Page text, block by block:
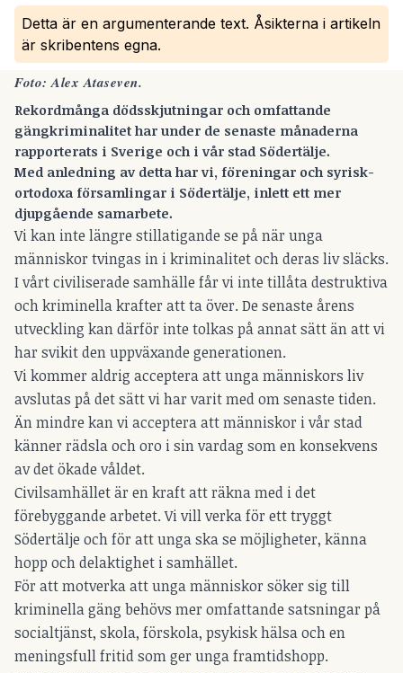
Detta är en argumenterande text. Åsikterna i artikeln
är skribentens egna.
Foto: Alex Ataseven.
Rekordmånga dödsskjutningar och omfattande
gängkriminalitet har under de senaste månaderna
rapporterats i Sverige och i vår stad Södertälje.
Med anledning av detta har vi, föreningar och syrisk-
ortodoxa församlingar i Södertälje, inlett ett mer
djupgående samarbete.
Vi kan inte längre stillatigande se på när unga
människor tvingas in i kriminalitet och deras liv släcks.
I vårt civiliserade samhälle får vi inte tillåta destruktiva
och kriminella krafter att ta över. De senaste årens
utveckling kan därför inte tolkas på annat sätt än att vi
har svikit den uppväxande generationen.
Vi kommer aldrig acceptera att unga människors liv
avslutas på det sätt vi har varit med om senaste tiden.
Än mindre kan vi acceptera att människor i vår stad
känner rädsla och oro i sin vardag som en konsekvens
av det ökade våldet.
Civilsamhället är en kraft att räkna med i det
förebyggande arbetet. Vi vill verka för ett tryggt
Södertälje och för att unga ska se möjligheter, känna
hopp och delaktighet i samhället.
För att motverka att unga människor söker sig till
kriminella gäng behövs mer omfattande satsningar på
socialtjänst, skola, förskola, psykisk hälsa och en
meningsfull fritid som ger unga framtidshopp.